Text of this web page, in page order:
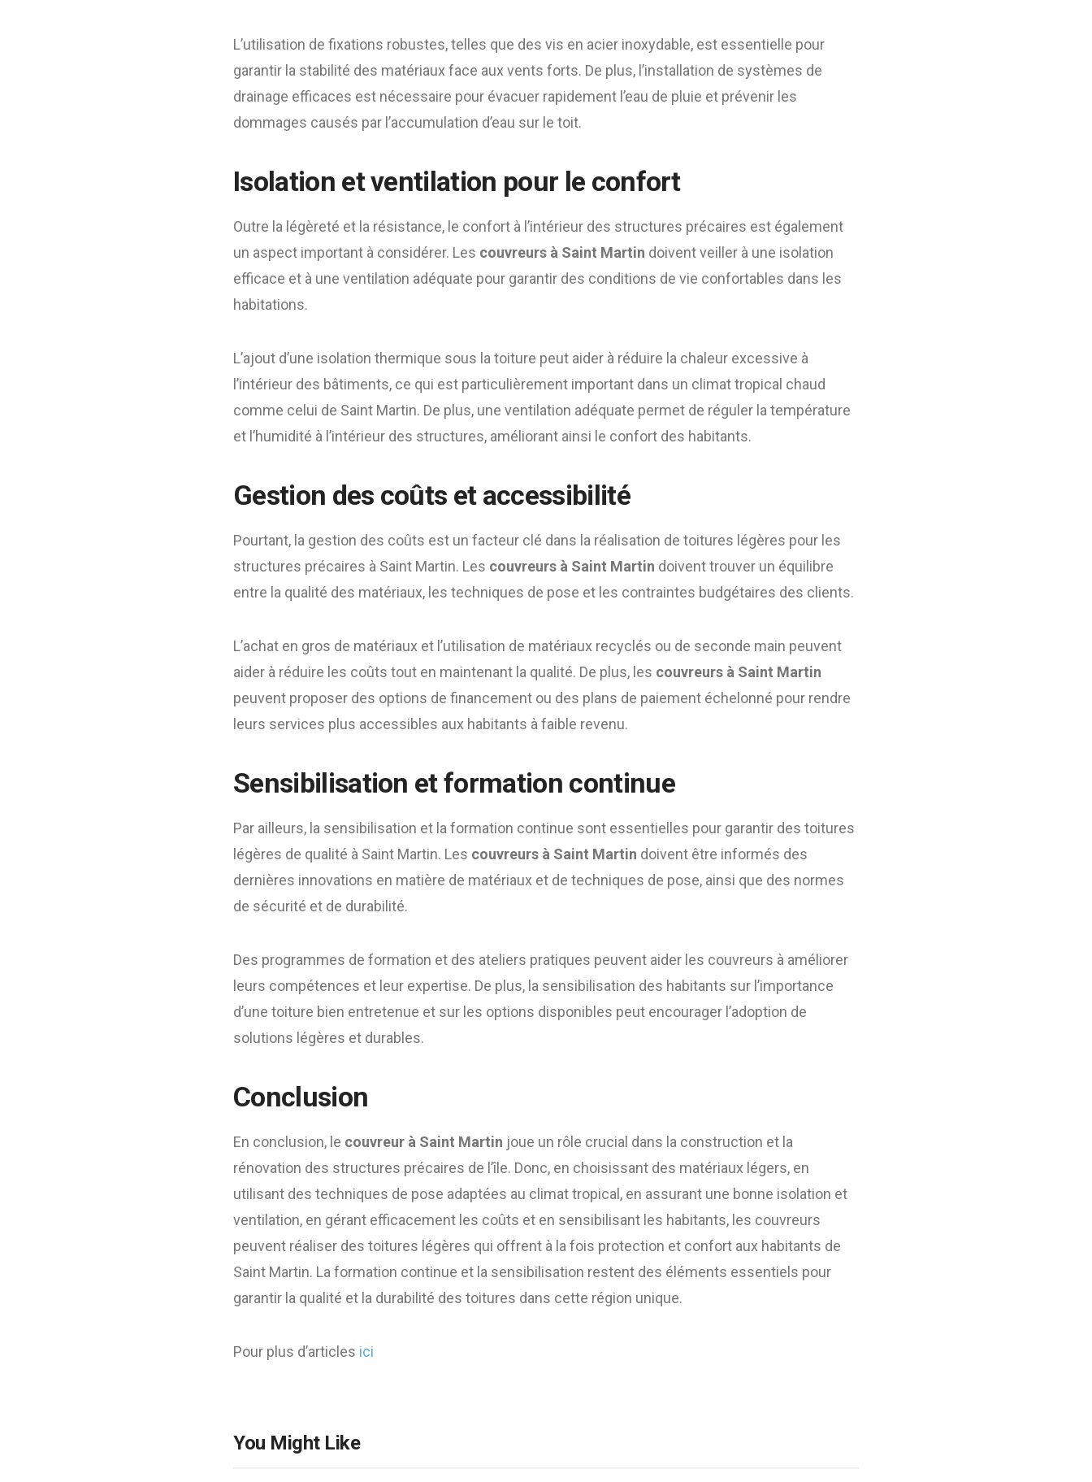
L’utilisation de fixations robustes, telles que des vis en acier inoxydable, est essentielle pour
garantir la stabilité des matériaux face aux vents forts. De plus, l’installation de systèmes de
drainage efficaces est nécessaire pour évacuer rapidement l’eau de pluie et prévenir les
dommages causés par l’accumulation d’eau sur le toit.
Isolation et ventilation pour le confort
Outre la légèreté et la résistance, le confort à l’intérieur des structures précaires est également
un aspect important à considérer. Les couvreurs à Saint Martin doivent veiller à une isolation
efficace et à une ventilation adéquate pour garantir des conditions de vie confortables dans les
habitations.
L’ajout d’une isolation thermique sous la toiture peut aider à réduire la chaleur excessive à
l’intérieur des bâtiments, ce qui est particulièrement important dans un climat tropical chaud
comme celui de Saint Martin. De plus, une ventilation adéquate permet de réguler la température
et l’humidité à l’intérieur des structures, améliorant ainsi le confort des habitants.
Gestion des coûts et accessibilité
Pourtant, la gestion des coûts est un facteur clé dans la réalisation de toitures légères pour les
structures précaires à Saint Martin. Les couvreurs à Saint Martin doivent trouver un équilibre
entre la qualité des matériaux, les techniques de pose et les contraintes budgétaires des clients.
L’achat en gros de matériaux et l’utilisation de matériaux recyclés ou de seconde main peuvent
aider à réduire les coûts tout en maintenant la qualité. De plus, les couvreurs à Saint Martin
peuvent proposer des options de financement ou des plans de paiement échelonné pour rendre
leurs services plus accessibles aux habitants à faible revenu.
Sensibilisation et formation continue
Par ailleurs, la sensibilisation et la formation continue sont essentielles pour garantir des toitures
légères de qualité à Saint Martin. Les couvreurs à Saint Martin doivent être informés des
dernières innovations en matière de matériaux et de techniques de pose, ainsi que des normes
de sécurité et de durabilité.
Des programmes de formation et des ateliers pratiques peuvent aider les couvreurs à améliorer
leurs compétences et leur expertise. De plus, la sensibilisation des habitants sur l’importance
d’une toiture bien entretenue et sur les options disponibles peut encourager l’adoption de
solutions légères et durables.
Conclusion
En conclusion, le couvreur à Saint Martin joue un rôle crucial dans la construction et la
rénovation des structures précaires de l’île. Donc, en choisissant des matériaux légers, en
utilisant des techniques de pose adaptées au climat tropical, en assurant une bonne isolation et
ventilation, en gérant efficacement les coûts et en sensibilisant les habitants, les couvreurs
peuvent réaliser des toitures légères qui offrent à la fois protection et confort aux habitants de
Saint Martin. La formation continue et la sensibilisation restent des éléments essentiels pour
garantir la qualité et la durabilité des toitures dans cette région unique.
Pour plus d’articles ici
You Might Like